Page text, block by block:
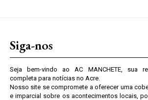
Siga-nos
Seja bem-vindo ao AC MANCHETE, sua
completa para notícias no Acre.
Nosso site se compromete a oferecer uma
e imparcial sobre os acontecimentos locais,